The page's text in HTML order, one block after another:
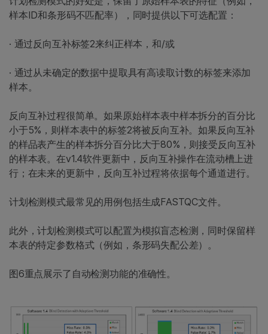
样本ID和条形码不匹配率），同时提供以下可选配置：
· 通过反向互补标签2来纠正样本，和/或
· 通过从未确定的数据中提取具有高读取计数的标签来添加
样本。
反向互补过程很简单。如果原始样本表中样本拆分的百分比
小于5%，则样本表中的标签2将被反向互补。如果反向互补
的样品表产生的样本拆分百分比大于80%，则接受反向互补
的样本表。在v1.4软件更新中，反向互补操作在流动槽上进
行；在未来的更新中，反向互补过程将依据每个通道进行。
计划检测模式最常见的用例包括生成FASTQC文件。
此外，计划检测模式可以配置为模拟盲态检测，同时保留样
本表的特定参数格式（例如，条形码失配公差）。
图6重点展示了自动检测功能的准确性。